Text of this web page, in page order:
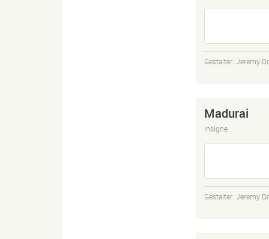
Gestalter: Jeremy
Madurai
insigne
Gestalter: Jeremy